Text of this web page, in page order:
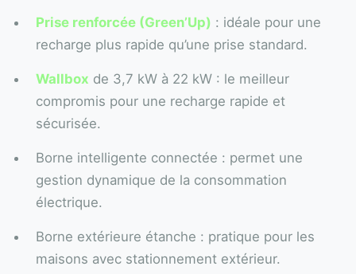
Prise renforcée (Green’Up) : idéale pour une
recharge plus rapide qu’une prise standard.
Wallbox de 3,7 kW à 22 kW : le meilleur
compromis pour une recharge rapide et
sécurisée.
Borne intelligente connectée : permet une
gestion dynamique de la consommation
électrique.
Borne extérieure étanche : pratique pour les
maisons avec stationnement extérieur.